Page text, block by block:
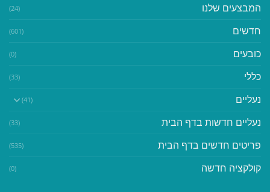
המבצעים שלנו (24)
חדשים (601)
כובעים (0)
כללי (33)
נעליים (41)
נעליים חדשות בדף הבית (33)
פריטים חדשים בדף הבית (535)
קולקציה חדשה (0)